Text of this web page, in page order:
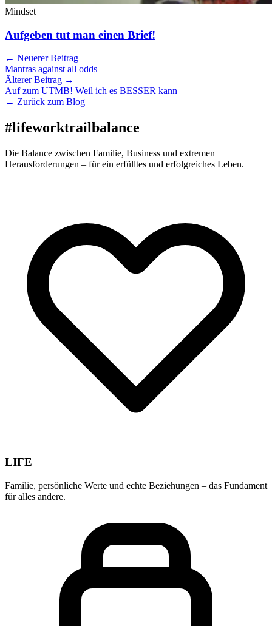
Mindset
Aufgeben tut man einen Brief!
← Neuerer Beitrag
Mantras against all odds
Älterer Beitrag →
Auf zum UTMB! Weil ich es BESSER kann
← Zurück zum Blog
#lifeworktrailbalance
Die Balance zwischen Familie, Business und extremen
Herausforderungen – für ein erfülltes und erfolgreiches Leben.
LIFE
Familie, persönliche Werte und echte Beziehungen – das Fundament
für alles andere.